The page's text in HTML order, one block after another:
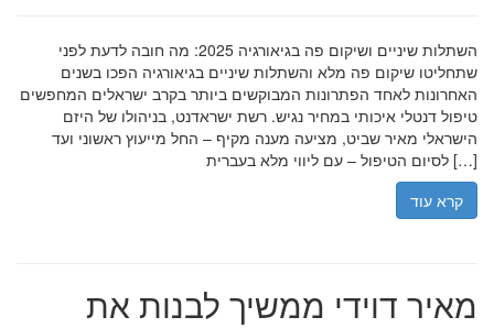
השתלות שיניים ושיקום פה בגיאורגיה 2025: מה חובה לדעת לפני
שתחליטו שיקום פה מלא והשתלות שיניים בגיאורגיה הפכו בשנים
האחרונות לאחד הפתרונות המבוקשים ביותר בקרב ישראלים המחפשים
טיפול דנטלי איכותי במחיר נגיש. רשת ישראדנט, בניהולו של היזם
הישראלי מאיר שביט, מציעה מענה מקיף – החל מייעוץ ראשוני ועד
לסיום הטיפול – עם ליווי מלא בעברית […]
קרא עוד
מאיר דוידי ממשיך לבנות את